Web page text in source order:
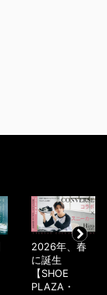
2026年、春
に誕生
【SHOE
PLAZA・